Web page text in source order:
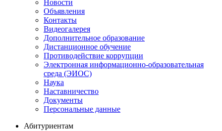
Новости
Объявления
Контакты
Видеогалерея
Дополнительное образование
Дистанционное обучение
Противодействие коррупции
Электронная информационно-образовательная
среда (ЭИОС)
Наука
Наставничество
Документы
Персональные данные
Абитуриентам